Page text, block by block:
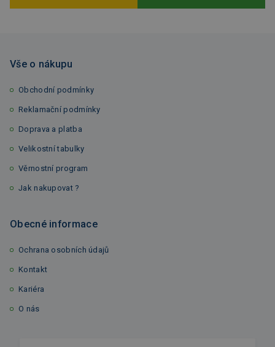
Vše o nákupu
Obchodní podmínky
Reklamační podmínky
Doprava a platba
Velikostní tabulky
Věrnostní program
Jak nakupovat ?
Obecné informace
Ochrana osobních údajů
Kontakt
Kariéra
O nás